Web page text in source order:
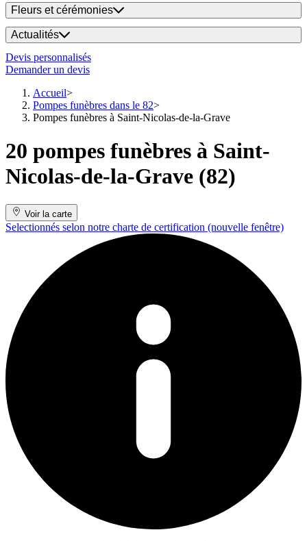
Fleurs et cérémonies
Actualités
Devis personnalisés
Demander un devis
Accueil
Pompes funèbres dans le 82
Pompes funèbres à Saint-Nicolas-de-la-Grave
20 pompes funèbres à Saint-
Nicolas-de-la-Grave (82)
Voir la carte
Selectionnés selon notre charte de certification (nouvelle fenêtre)